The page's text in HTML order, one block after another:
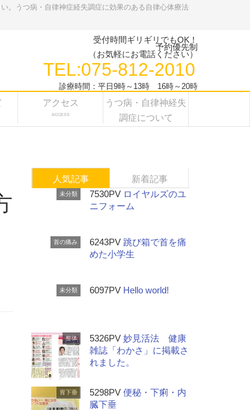
。うつ病・自律神症経失調症に効果のある自律心体療法
受付時間ギリギリでもOK！
予約優先制
（お気軽にお電話ください）
TEL:075-812-2010
診療時間：平日9時～13時 16時～20時
アクセス
ACCESS
うつ病・自律神経失
調症について
人気記事 新着記事
未分類 7530PV ロイヤルズのユ
ニフォーム
首の痛み 6243PV 跳び箱で首を痛
めた小学生
未分類 6097PV Hello world!
整体 5326PV 妙見活法 健康
雑誌「わかさ」に掲載さ
れました。
胃下垂 5298PV 便秘・下痢・内
臓下垂